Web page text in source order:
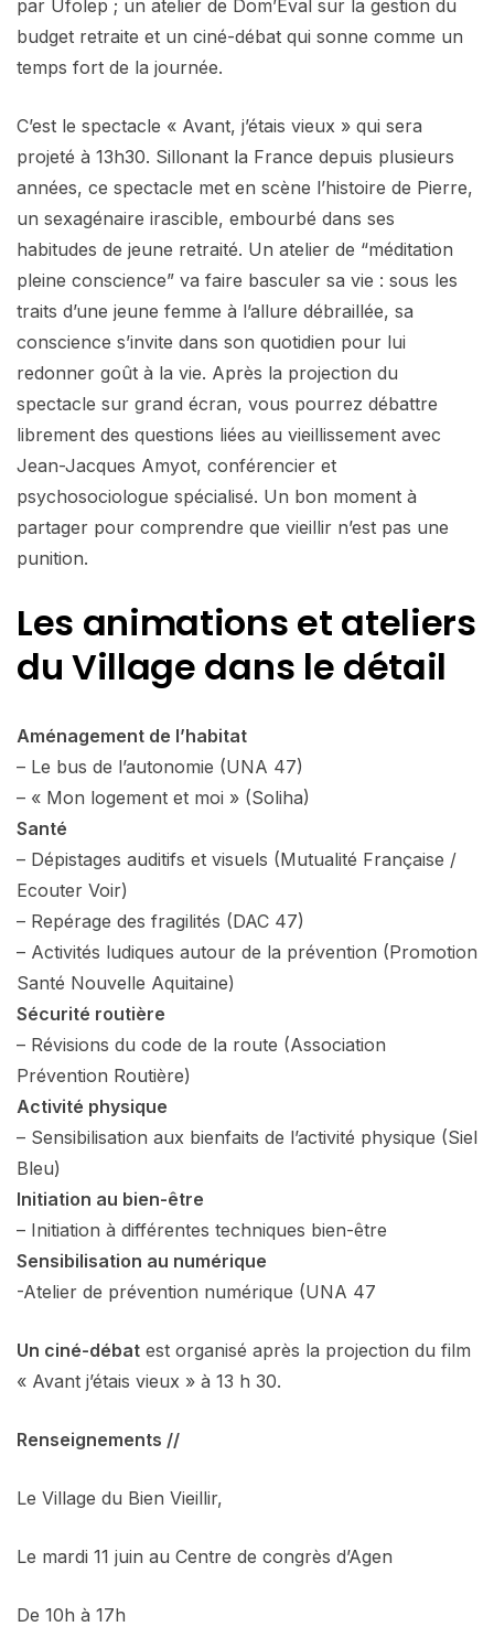
par Ufolep ; un atelier de Dom’Eval sur la gestion du
budget retraite et un ciné-débat qui sonne comme un
temps fort de la journée.
C’est le spectacle « Avant, j’étais vieux » qui sera
projeté à 13h30. Sillonant la France depuis plusieurs
années, ce spectacle met en scène l’histoire de Pierre,
un sexagénaire irascible, embourbé dans ses
habitudes de jeune retraité. Un atelier de “méditation
pleine conscience” va faire basculer sa vie : sous les
traits d’une jeune femme à l’allure débraillée, sa
conscience s’invite dans son quotidien pour lui
redonner goût à la vie. Après la projection du
spectacle sur grand écran, vous pourrez débattre
librement des questions liées au vieillissement avec
Jean-Jacques Amyot, conférencier et
psychosociologue spécialisé. Un bon moment à
partager pour comprendre que vieillir n’est pas une
punition.
Les animations et ateliers
du Village dans le détail
Aménagement de l’habitat
– Le bus de l’autonomie (UNA 47)
– « Mon logement et moi » (Soliha)
Santé
– Dépistages auditifs et visuels (Mutualité Française /
Ecouter Voir)
– Repérage des fragilités (DAC 47)
– Activités ludiques autour de la prévention (Promotion
Santé Nouvelle Aquitaine)
Sécurité routière
– Révisions du code de la route (Association
Prévention Routière)
Activité physique
– Sensibilisation aux bienfaits de l’activité physique (Siel
Bleu)
Initiation au bien-être
– Initiation à différentes techniques bien-être
Sensibilisation au numérique
-Atelier de prévention numérique (UNA 47
Un ciné-débat est organisé après la projection du film
« Avant j’étais vieux » à 13 h 30.
Renseignements //
Le Village du Bien Vieillir,
Le mardi 11 juin au Centre de congrès d’Agen
De 10h à 17h